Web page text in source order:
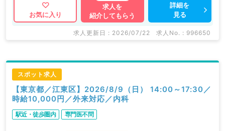
お気に入り
求人を
紹介してもらう
詳細を
見る
求人更新日 : 2026/07/22 求人No. : 996650
スポット求人
【東京都／江東区】2026/8/9（日） 14:00～17:30／
時給10,000円／外来対応／内科
駅近・徒歩圏内 専門医不問